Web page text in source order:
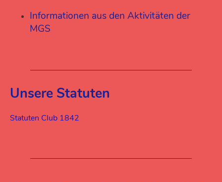
Informationen aus den Aktivitäten der
MGS
Unsere Statuten
Statuten Club 1842